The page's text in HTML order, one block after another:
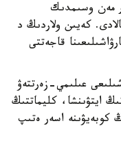
مەن وسىمدىك
كەيىن ولاردىڭ د
قاجەتتى
عىلىمي-زەرتتەۋ
ايتۋىنشا، كليماتتىڭ
كوبەيۋىنە اسەر ەتىپ